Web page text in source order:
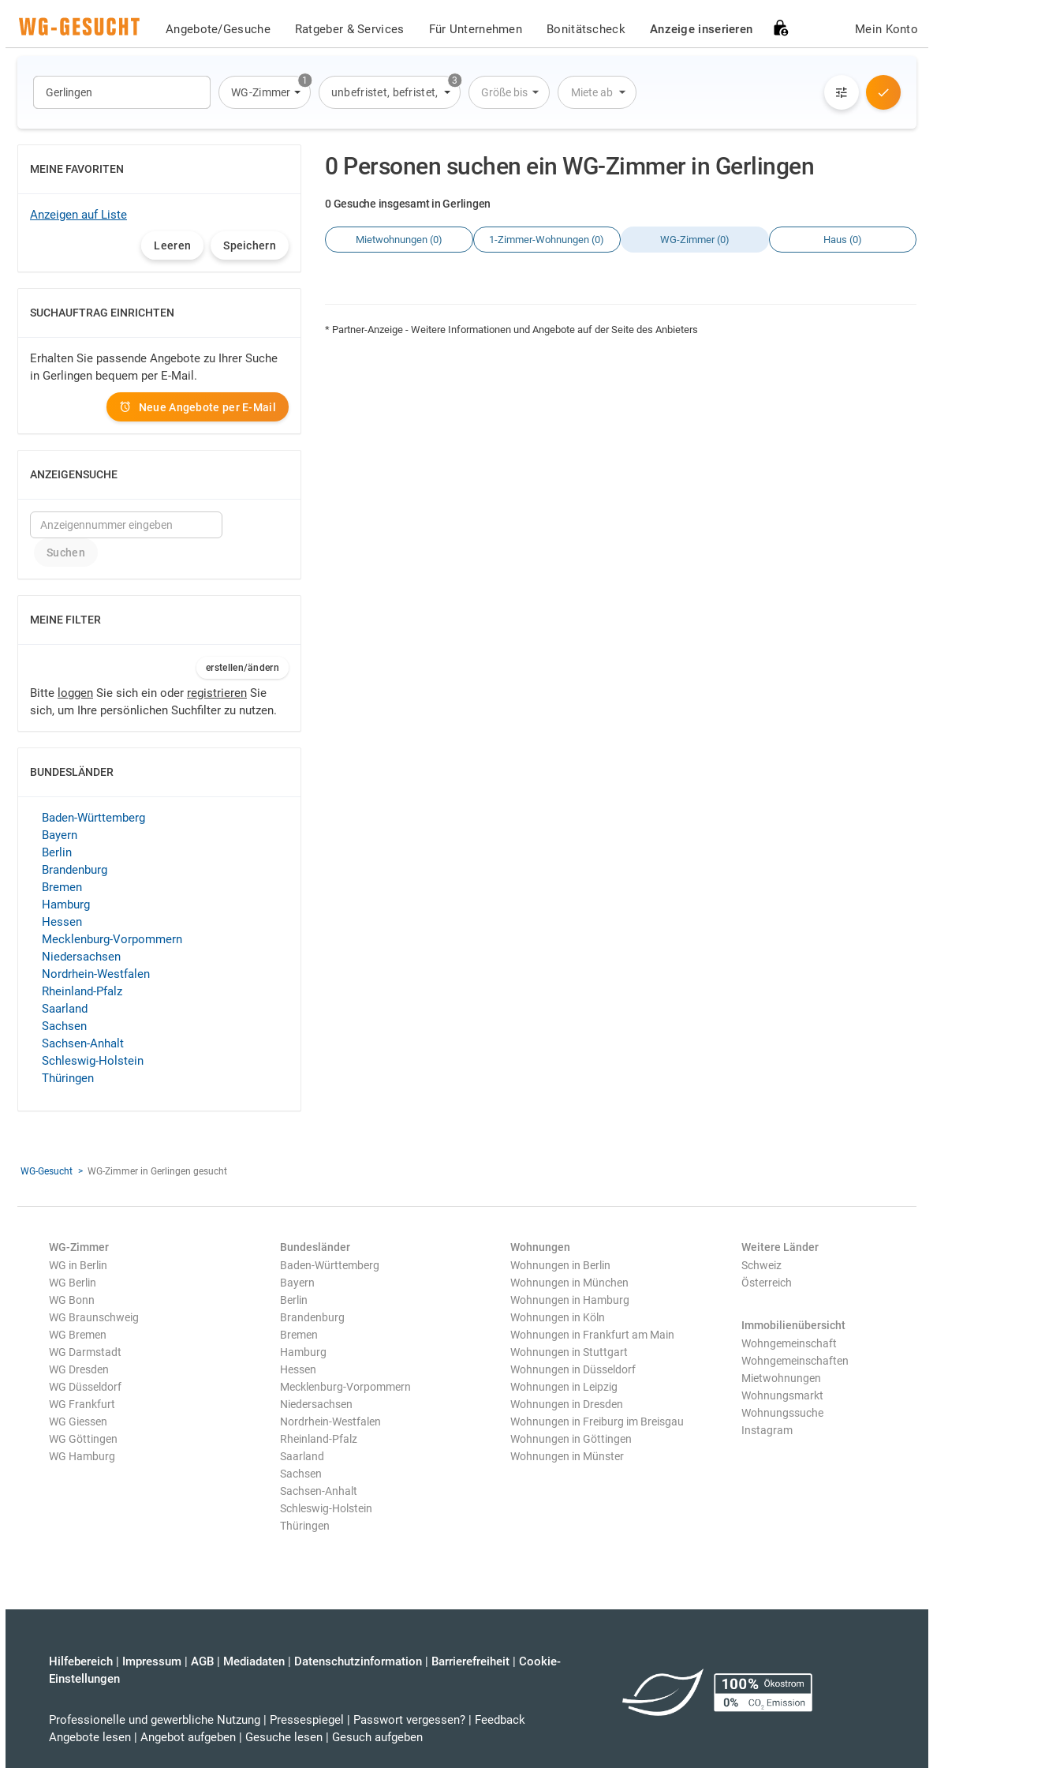
Angebote/Gesuche Ratgeber & Services Für Unternehmen Bonitätscheck Anzeige inserieren Mein Konto
1
WG-Zimmer
3
unbefristet, befristet, Übernachtung
Größe bis Miete ab
0 Personen suchen ein WG-Zimmer in Gerlingen
0 Gesuche insgesamt in Gerlingen
Mietwohnungen (0) 1-Zimmer-Wohnungen (0) WG-Zimmer (0) Haus (0)
* Partner-Anzeige - Weitere Informationen und Angebote auf der Seite des Anbieters
MEINE FAVORITEN
EINBLENDEN
Anzeigen auf Liste
Leeren Speichern
SUCHAUFTRAG EINRICHTEN
EINBLENDEN
Erhalten Sie passende Angebote zu Ihrer Suche
in Gerlingen bequem per E-Mail.
Neue Angebote per E-Mail
ANZEIGENSUCHE
EINBLENDEN
MEINE FILTER
EINBLENDEN
erstellen/ändern
Bitte loggen Sie sich ein oder registrieren Sie
sich, um Ihre persönlichen Suchfilter zu nutzen.
BUNDESLÄNDER
EINBLENDEN
Baden-Württemberg
Bayern
Berlin
Brandenburg
Bremen
Hamburg
Hessen
Mecklenburg-Vorpommern
Niedersachsen
Nordrhein-Westfalen
Rheinland-Pfalz
Saarland
Sachsen
Sachsen-Anhalt
Schleswig-Holstein
Thüringen
WG-Gesucht WG-Zimmer in Gerlingen gesucht
WG-Zimmer
WG in Berlin
WG Berlin
WG Bonn
WG Braunschweig
WG Bremen
WG Darmstadt
WG Dresden
WG Düsseldorf
WG Frankfurt
WG Giessen
WG Göttingen
WG Hamburg
Bundesländer
Baden-Württemberg
Bayern
Berlin
Brandenburg
Bremen
Hamburg
Hessen
Mecklenburg-Vorpommern
Niedersachsen
Nordrhein-Westfalen
Rheinland-Pfalz
Saarland
Sachsen
Sachsen-Anhalt
Schleswig-Holstein
Thüringen
Wohnungen
Wohnungen in Berlin
Wohnungen in München
Wohnungen in Hamburg
Wohnungen in Köln
Wohnungen in Frankfurt am Main
Wohnungen in Stuttgart
Wohnungen in Düsseldorf
Wohnungen in Leipzig
Wohnungen in Dresden
Wohnungen in Freiburg im Breisgau
Wohnungen in Göttingen
Wohnungen in Münster
Weitere Länder
Schweiz
Österreich
Immobilienübersicht
Wohngemeinschaft
Wohngemeinschaften
Mietwohnungen
Wohnungsmarkt
Wohnungssuche
Instagram
Hilfebereich | Impressum | AGB | Mediadaten | Datenschutzinformation | Barrierefreiheit | Cookie-
Einstellungen
Professionelle und gewerbliche Nutzung | Pressespiegel | Passwort vergessen? | Feedback
Angebote lesen | Angebot aufgeben | Gesuche lesen | Gesuch aufgeben